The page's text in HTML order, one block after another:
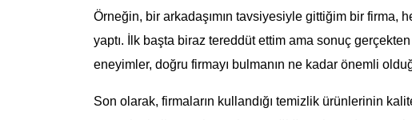
Örneğin, bir arkadaşımın tavsiyesiyle gittiğim bir firma,
yaptı. İlk başta biraz tereddüt ettim ama sonuç gerçekten
eneyimler, doğru firmayı bulmanın ne kadar önemli
Son olarak, firmaların kullandığı temizlik ürünlerinin